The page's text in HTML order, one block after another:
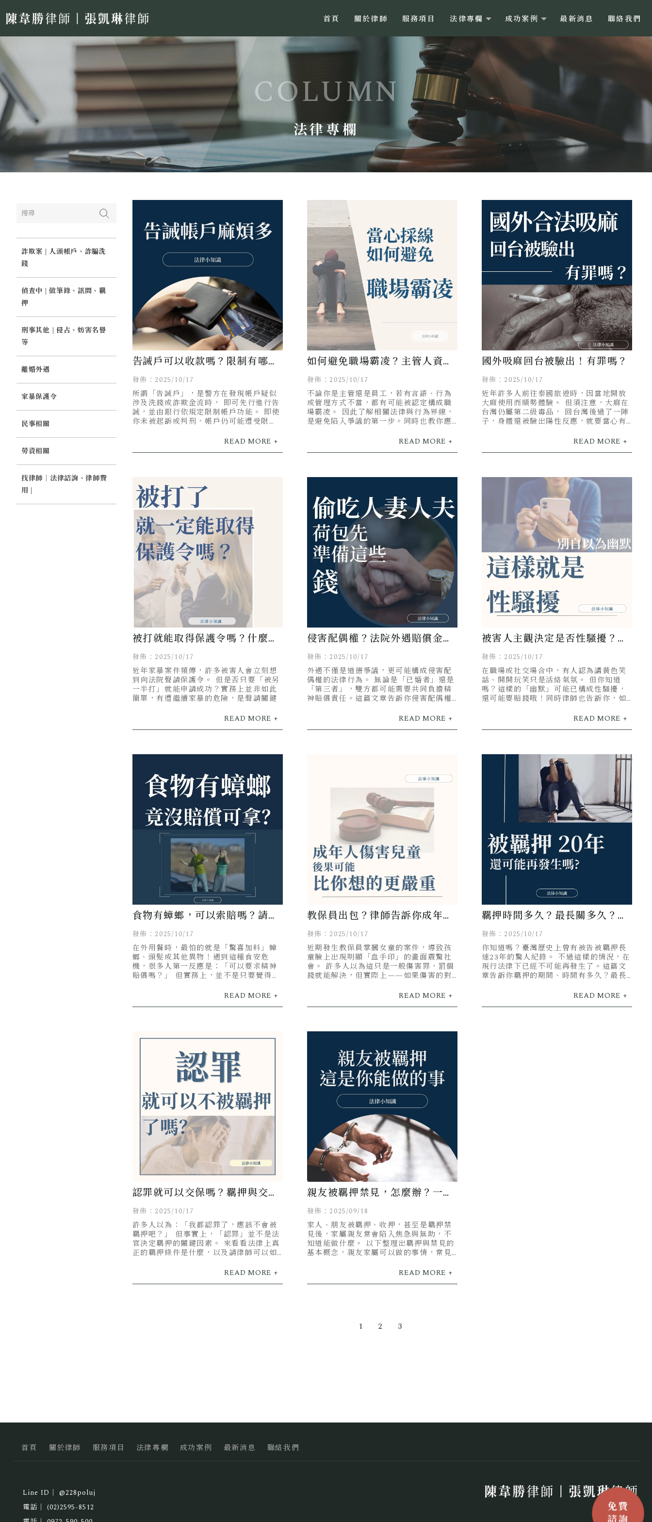
首頁 關於律師 服務項目 法律專欄 成功案例 最新消息 聯絡我們
法律專欄
詐欺案 | 人頭帳戶、詐騙洗
錢
偵查中 | 做筆錄、訊問、羈
押
刑事其他 | 侵占、妨害名譽
等
離婚外遇
家暴保護令
民事相關
勞資相關
找律師｜法律諮詢、律師費
用 |
告誡戶可以收款嗎？限制有哪
些？如何解除？懶人包大公開！
發佈：2025/10/17
所謂「告誡戶」，是警方在發現帳戶疑似
涉及洗錢或詐欺金流時， 即可先行進行告
誡，並由銀行依規定限制帳戶功能。 即使
你未被起訴或判刑，帳戶仍可能遭受限
如何避免職場霸凌？主管人資必
看守則！
發佈：2025/10/17
不論你是主管還是員工，若有言語、行為
或管理方式不當，都有可能被認定構成職
場霸凌。 因此了解相關法律與行為界線，
是避免陷入爭議的第一步。同時也教你應
國外吸麻回台被驗出！有罪嗎？
發佈：2025/10/17
近年許多人前往泰國旅遊時，因當地開放
大麻使用而順勢體驗。 但須注意，大麻在
台灣仍屬第二級毒品， 回台灣後過了一陣
子，身體還被驗出陽性反應，就要當心有
被打就能取得保護令嗎？什麼情
況可以申請保護令？
發佈：2025/10/17
近年家暴案件頻傳，許多被害人會立刻想
到向法院聲請保護令。 但是否只要「被另
一半打」就能申請成功？實務上並非如此
簡單，有遭繼續家暴的危險，是聲請關鍵
侵害配偶權？法院外遇賠償金額
一覽！
發佈：2025/10/17
外遇不僅是道德爭議，更可能構成侵害配
偶權的法律行為。 無論是「已婚者」還是
「第三者」，雙方都可能需要共同負擔精
神賠償責任。這篇文章告訴你侵害配偶權
被害人主觀決定是否性騷擾？律
師帶你了解性騷擾定義！
發佈：2025/10/17
在職場或社交場合中，有人認為講黃色笑
話、開開玩笑只是活絡氣氛。 但你知道
嗎？這樣的「幽默」可能已構成性騷擾，
還可能要賠錢哦！同時律師也告訴你，如
食物有蟑螂，可以索賠嗎？請求
慰撫金有這1個關鍵！
發佈：2025/10/17
在外用餐時，最怕的就是「驚喜加料」蟑
螂、頭髮或其他異物！遇到這種食安危
機，很多人第一反應是：「可以要求精神
賠償嗎？」 但實務上，並不是只要覺得噁
教保員出包？律師告訴你成年人
故意傷害兒童的嚴重性！
發佈：2025/10/17
近期發生教保員掌摑女童的案件，導致孩
童臉上出現明顯「血手印」的畫面震驚社
會。 許多人以為這只是一般傷害罪，罰個
錢就能解決，但實際上——如果傷害的對
羈押時間多久？最長關多久？刑
事律師完整解析！
發佈：2025/10/17
你知道嗎？臺灣歷史上曾有被告被羈押長
達23年的驚人紀錄。 不過這樣的情況，在
現行法律下已經不可能再發生了。這篇文
章告訴你羈押的期間、時間有多久？最長
認罪就可以交保嗎？羈押與交保
的真正關鍵一覽！
發佈：2025/10/17
許多人以為：「我都認罪了，應該不會被
羈押吧？」 但事實上，「認罪」並不是法
官決定羈押的關鍵因素。 來看看法律上真
正的羈押條件是什麼，以及請律師可以如
親友被羈押禁見，怎麼辦？一次
統整所有QA！
發佈：2025/09/18
家人、朋友被羈押、收押，甚至是羈押禁
見後，家屬親友常會陷入焦急與無助，不
知道能做什麼。 以下整理出羈押與禁見的
基本概念，親友家屬可以做的事情，常見
1 2 3
@228poluj
(02)2595-8512
首頁 關於律師 服務項目 法律專欄 成功案例 最新消息 聯絡我們